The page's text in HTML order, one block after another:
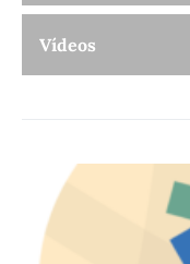
Vídeos